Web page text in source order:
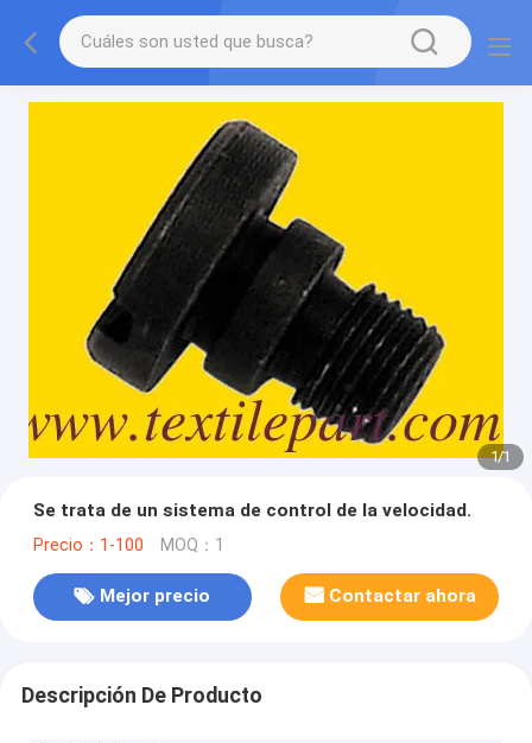
1/1
Se trata de un sistema de control de la velocidad.
Precio：1-100 MOQ：1
Mejor precio Contactar ahora
Descripción De Producto